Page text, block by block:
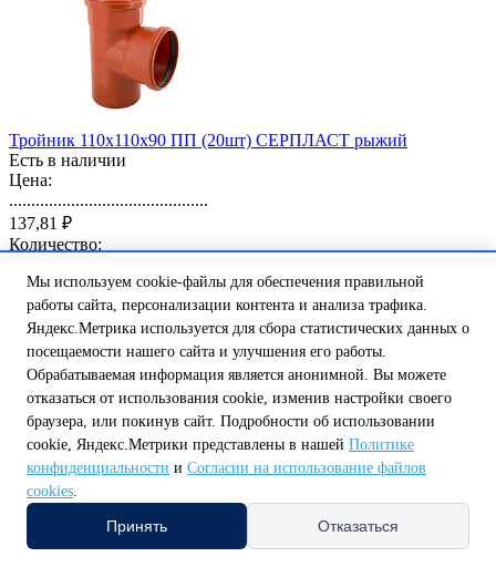
Тройник 110х110х90 ПП (20шт) СЕРПЛАСТ рыжий
Есть в наличии
Цена:
.............................................
137,81 ₽
Количество:
В корзину
код: 00-00000107
Заглушка 110 ПП (250шт) СЕРПЛАСТ рыжий
Есть в наличии
.............................................
Мы используем cookie-файлы для обеспечения правильной
работы сайта, персонализации контента и анализа трафика.
Яндекс.Метрика используется для сбора статистических данных о
посещаемости нашего сайта и улучшения его работы.
Обрабатываемая информация является анонимной. Вы можете
отказаться от использования cookie, изменив настройки своего
браузера, или покинув сайт. Подробности об использовании
cookie, Яндекс.Метрики представлены в нашей Политике
конфиденциальности и Согласии на использование файлов
cookies.
Принять Отказаться